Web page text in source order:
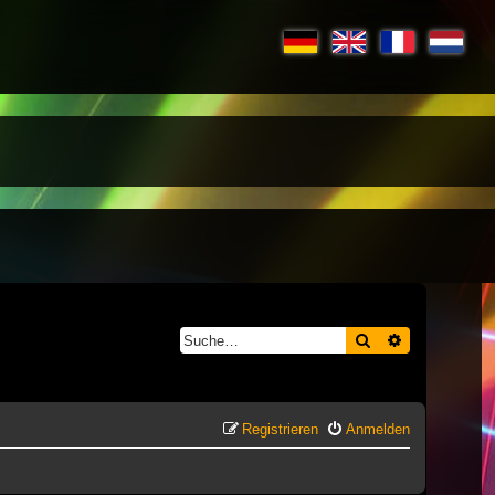
Suche Erweiterte
Anmelden
Registrieren